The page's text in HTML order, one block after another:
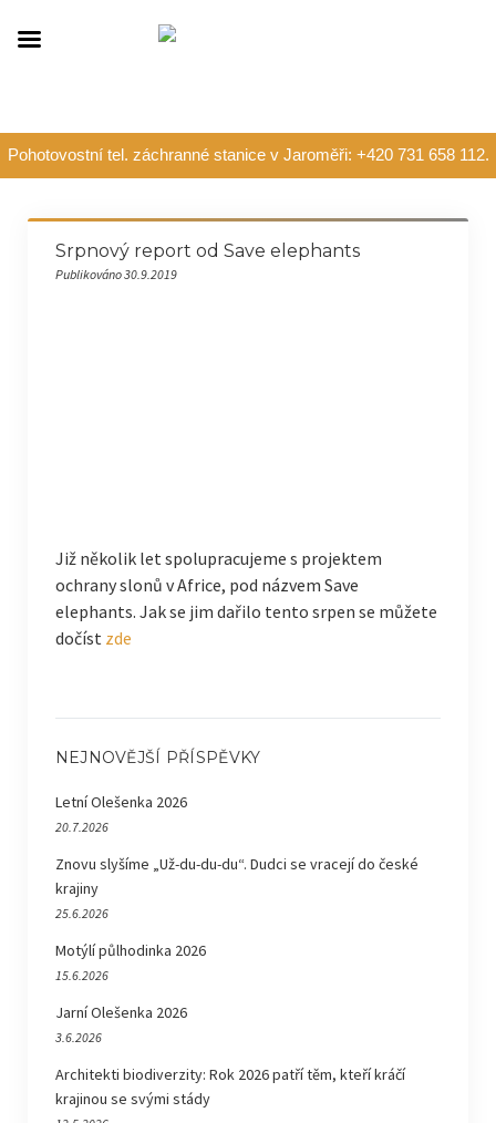
Pohotovostní tel. záchranné stanice v Jaroměři: +420 731 658 112.
Srpnový report od Save elephants
Publikováno 30.9.2019
Již několik let spolupracujeme s projektem
ochrany slonů v Africe, pod názvem Save
elephants. Jak se jim dařilo tento srpen se můžete
dočíst zde
NEJNOVĚJŠÍ PŘÍSPĚVKY
Letní Olešenka 2026
20.7.2026
Znovu slyšíme „Už-du-du-du“. Dudci se vracejí do české
krajiny
25.6.2026
Motýlí půlhodinka 2026
15.6.2026
Jarní Olešenka 2026
3.6.2026
Architekti biodiverzity: Rok 2026 patří těm, kteří kráčí
krajinou se svými stády